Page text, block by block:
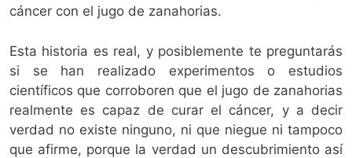
cáncer con el jugo de zanahorias.
Esta historia es real, y posiblemente te preguntarás
si se han realizado experimentos o estudios
científicos que corroboren que el jugo de zanahorias
realmente es capaz de curar el cáncer, y a decir
verdad no existe ninguno, ni que niegue ni tampoco
que afirme, porque la verdad un descubrimiento así